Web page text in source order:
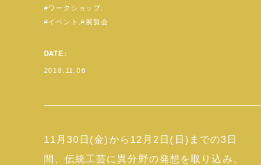
ワークショップ
イベント
展覧会
DATE:
2018.11.06
11月30日(金)から12月2日(日)までの3日
間、伝統工芸に異分野の発想を取り込み、